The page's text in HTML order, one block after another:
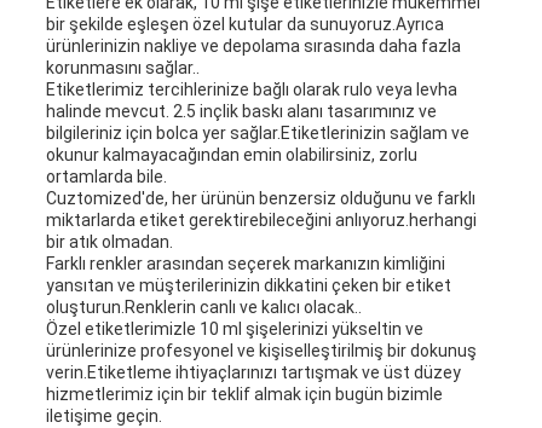
bir şekilde eşleşen özel kutular da sunuyoruz.Ayrıca
ürünlerinizin nakliye ve depolama sırasında daha fazla
korunmasını sağlar..
Etiketlerimiz tercihlerinize bağlı olarak rulo veya levha
halinde mevcut. 2.5 inçlik baskı alanı tasarımınız ve
bilgileriniz için bolca yer sağlar.Etiketlerinizin sağlam ve
okunur kalmayacağından emin olabilirsiniz, zorlu
ortamlarda bile.
Cuztomized'de, her ürünün benzersiz olduğunu ve farklı
miktarlarda etiket gerektirebileceğini anlıyoruz.herhangi
bir atık olmadan.
Farklı renkler arasından seçerek markanızın kimliğini
yansıtan ve müşterilerinizin dikkatini çeken bir etiket
oluşturun.Renklerin canlı ve kalıcı olacak..
Özel etiketlerimizle 10 ml şişelerinizi yükseltin ve
ürünlerinize profesyonel ve kişiselleştirilmiş bir dokunuş
verin.Etiketleme ihtiyaçlarınızı tartışmak ve üst düzey
hizmetlerimiz için bir teklif almak için bugün bizimle
iletişime geçin.